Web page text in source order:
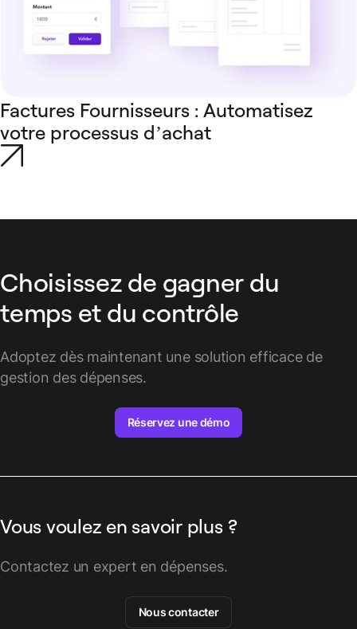
Factures Fournisseurs : Automatisez
votre processus d’achat
Choisissez de gagner du
temps et du contrôle
Adoptez dès maintenant une solution efficace de
gestion des dépenses.
Réservez une démo
Vous voulez en savoir plus ?
Contactez un expert en dépenses.
Nous contacter